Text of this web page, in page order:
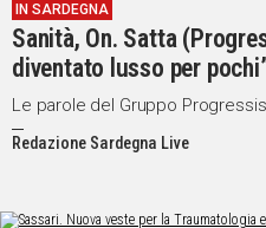
SULCIS
GALLURA
OGLIASTRA
MEDIO
CAMPIDANO
NOTIZIE
IN SARDEGNA
Sanità, On. Satta
diventato lusso per
Le parole del Gruppo
Redazione Sardegna Live